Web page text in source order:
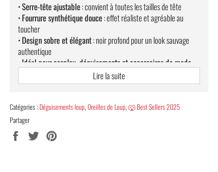
•Serre-tête ajustable: convient à toutes les tailles de tête
• Fourrure synthétique douce: effet réaliste et agréable au
toucher
• Design sobre et élégant: noir profond pour un look sauvage
authentique
Idéal pour cosplay, déguisements et accessoires de mode
: environ 10 à 12 cm de hauteur
•LIVRAISON STANDARD TOTALEMENT OFFERTE
Découvrez également notre large sélection d’oreilles de loup
pour compléter votre look en visitant notre collection sur
de loup
Lire la suite
Catégories : Déguisements loup,Oreilles de Loup,🐺 Best Sellers 2025
Partager
Partager Tweeter